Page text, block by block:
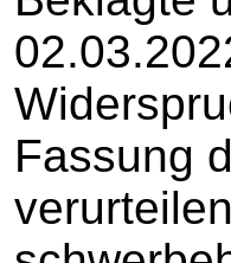
Fassung